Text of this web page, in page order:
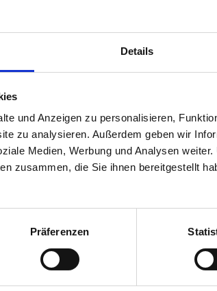
Details
und Anzeigen zu personalisieren,
zu analysieren. Außerdem geben wir
Medien, Werbung und Analysen
zusammen, die Sie ihnen bereitgestellt
Präferenzen